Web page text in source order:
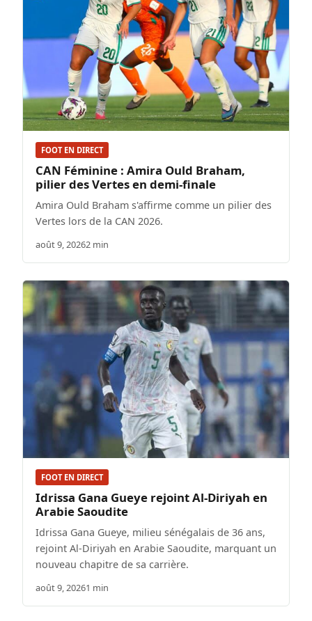
FOOT EN DIRECT
CAN Féminine : Amira Ould Braham,
pilier des Vertes en demi-finale
Amira Ould Braham s'affirme comme un pilier des
Vertes lors de la CAN 2026.
août 9, 20262 min
FOOT EN DIRECT
Idrissa Gana Gueye rejoint Al-Diriyah en
Arabie Saoudite
Idrissa Gana Gueye, milieu sénégalais de 36 ans,
rejoint Al-Diriyah en Arabie Saoudite, marquant un
nouveau chapitre de sa carrière.
août 9, 20261 min